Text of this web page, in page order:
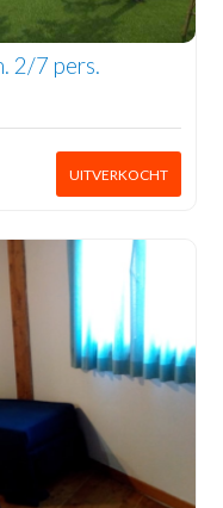
2/7 pers.
UITVERKOCHT